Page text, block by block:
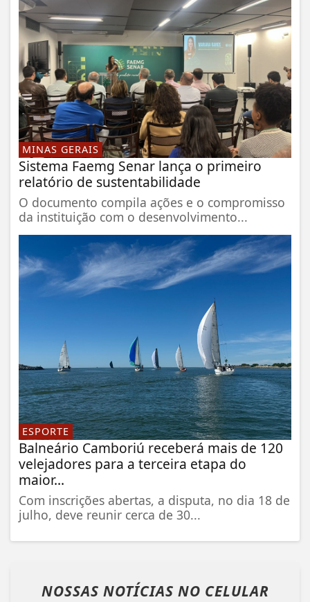
MINAS GERAIS
Sistema Faemg Senar lança o primeiro
relatório de sustentabilidade
O documento compila ações e o compromisso
da instituição com o desenvolvimento...
ESPORTE
Balneário Camboriú receberá mais de 120
velejadores para a terceira etapa do
maior...
Com inscrições abertas, a disputa, no dia 18 de
julho, deve reunir cerca de 30...
NOSSAS NOTÍCIAS NO CELULAR